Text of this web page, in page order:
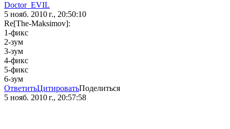
Doctor_EVIL
5 нояб. 2010 г., 20:50:10
Re[The-Maksimov]:
1-фикс
2-зум
3-зум
4-фикс
5-фикс
6-зум
ОтветитьЦитироватьПоделиться
5 нояб. 2010 г., 20:57:58